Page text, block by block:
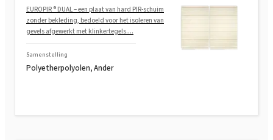
EUROPIR ® DUAL – een plaat van hard PIR-schuim
zonder bekleding, bedoeld voor het isoleren van
gevels afgewerkt met klinkertegels....
Samenstelling
Polyetherpolyolen, Ander